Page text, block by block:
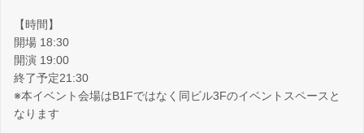
【時間】
開場 18:30
開演 19:00
終了予定21:30
※本イベント会場はB1Fではなく同ビル3Fのイベントスペースと
なります